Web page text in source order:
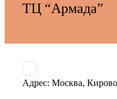
ТЦ “Армада”­
Адрес: ­Москва,